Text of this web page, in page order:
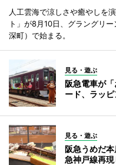
人工雲海で涼しさや癒やしを
ト」が8月10日、グラングリ
深町）で始まる。
見る・遊ぶ
阪急電車が
ード、ラッ
見る・遊ぶ
阪急うめだ
急神戸線再